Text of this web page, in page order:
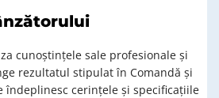
cunoștințele sale profesionale și
rezultatul stipulat în Comandă și
îndeplinesc cerințele și specificațiile